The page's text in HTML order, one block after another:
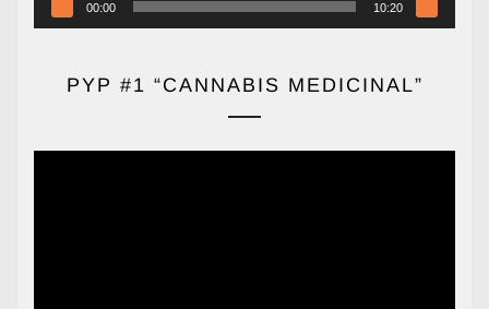
00:00 10:20
PYP #1 “CANNABIS MEDICINAL”